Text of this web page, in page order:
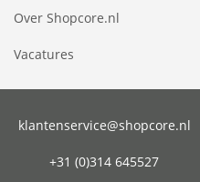
Over Shopcore.nl
Vacatures
klantenservice@shopcore.nl
+31 (0)314 645527